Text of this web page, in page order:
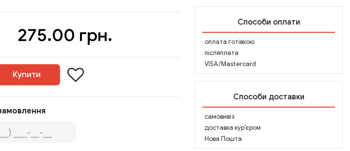
275.00 грн.
Способи оплати
оплата готівкою
післяплата
VISA/Mastercard
Способи доставки
самовивіз
доставка кур'єром
Нова Пошта